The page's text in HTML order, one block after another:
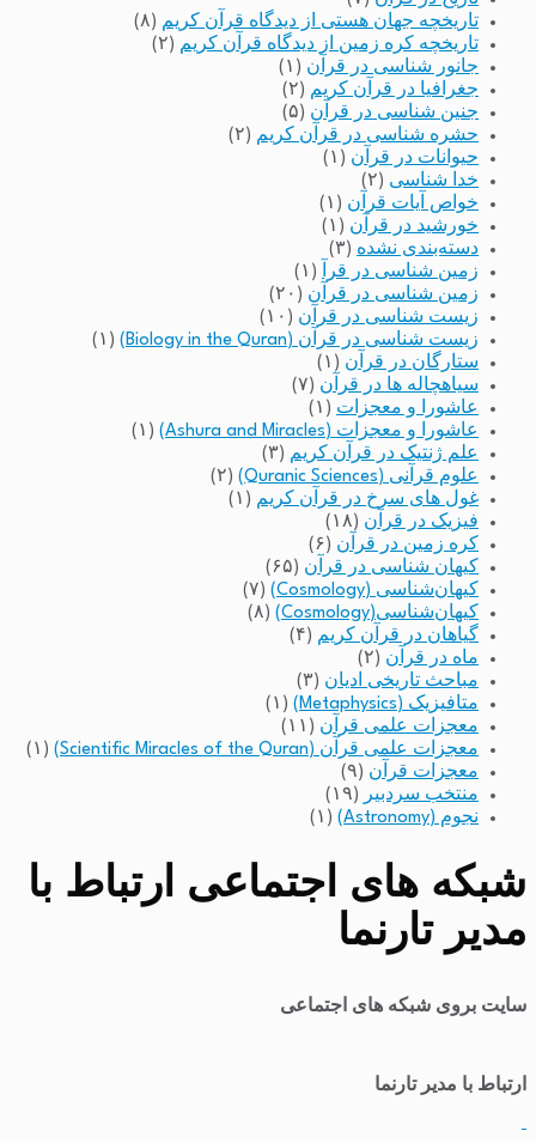
تاریخچه جهان هستی از دیدگاه قرآن کریم (۸)
تاریخچه کره زمین از دیدگاه قرآن کریم (۲)
جانور شناسی در قرآن (۱)
جغرافیا در قرآن کریم (۲)
جنین شناسی در قرآن (۵)
حشره شناسی در قرآن کریم (۲)
حیوانات در قرآن (۱)
خدا شناسی (۲)
خواص آیات قرآن (۱)
خورشید در قرآن (۱)
دسته‌بندی نشده (۳)
زمین شناسی در قرآ
(۱)
زمین شناسی در قرآن (۲۰)
زیست شناسی در قرآن (۱۰)
زیست شناسی در قرآن (Biology in the Quran)
(۱)
ستارگان در قرآن (۱)
سیاهچاله ها در قرآن (۷)
عاشورا و معجزات (۱)
عاشورا و معجزات (Ashura and Miracles)
(۱)
علم ژنتیک در قرآن کریم (۳)
علوم قرآنی (Quranic Sciences)
(۲)
غول های سرخ در قرآن کریم (۱)
فیزیک در قرآن (۱۸)
کره زمین در قرآن (۶)
کیهان شناسی در قرآن (۶۵)
کیهان‌شناسی (Cosmology)
(۷)
کیهان‌شناسی(Cosmology)
(۸)
گیاهان در قرآن کریم (۴)
ماه در قرآن (۲)
مباحث تاریخی ادیان (۳)
متافیزیک (Metaphysics)
(۱)
معجزات علمی قرآن (۱۱)
معجزات علمی قرآن (Scientific Miracles of the Quran)
(۱)
معجزات قرآن (۹)
منتخب سردبیر
(۱۹)
نجوم (Astronomy)
(۱)
شبکه های اجتماعی ارتباط با
مدیر تارنما
سایت بروی شبکه های اجتماعی
ارتباط با مدیر تارنما